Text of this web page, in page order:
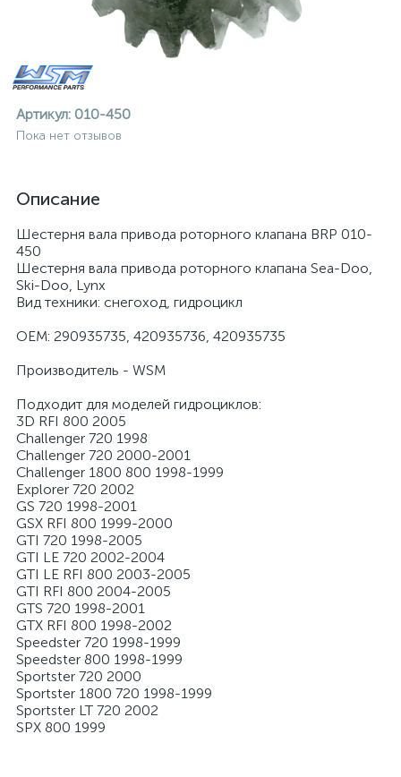
Артикул: 010-450
Пока нет отзывов
Описание
Шестерня вала привода роторного клапана BRP 010-
450
Шестерня вала привода роторного клапана Sea-Doo,
Ski-Doo, Lynx
Вид техники: снегоход, гидроцикл
OEM: 290935735, 420935736, 420935735
Производитель - WSM
Подходит для моделей гидроциклов:
3D RFI 800 2005
Challenger 720 1998
Challenger 720 2000-2001
Challenger 1800 800 1998-1999
Explorer 720 2002
GS 720 1998-2001
GSX RFI 800 1999-2000
GTI 720 1998-2005
GTI LE 720 2002-2004
GTI LE RFI 800 2003-2005
GTI RFI 800 2004-2005
GTS 720 1998-2001
GTX RFI 800 1998-2002
Speedster 720 1998-1999
Speedster 800 1998-1999
Sportster 720 2000
Sportster 1800 720 1998-1999
Sportster LT 720 2002
SPX 800 1999